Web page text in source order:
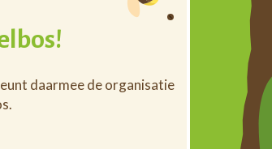
daarmee de organisatie